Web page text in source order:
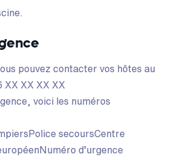
pouvez contacter vos hôtes au
XX XX XX XX
voici les numéros
secoursCentre
d’urgence